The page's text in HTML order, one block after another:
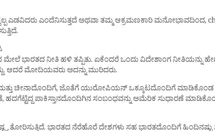
ಎಂದೆನಿಸುತ್ತದೆ ಅಥವಾ ತಮ್ಮ ಆಕ್ರಮಣಕಾರಿ ಮನೋಭಾವದಿಂದ,
ಭಾರತದ ನೀತಿ ಹಳಿ ತಪ್ಪಿತು. ಏಕೆಂದರೆ ಒಂದು ವಿದೇಶಾಂಗ ನೀತಿಯನ್ನು
ಆದರೆ ಮೋದಿಯವರು ಅದನ್ನು ಮುರಿದರು.
ಚೀನಾದೊಂದಿಗೆ, ಜೊತೆಗೆ ಯುರೋಪಿಯನ್ ಒಕ್ಕೂಟದೊಂದಿಗೆ ಮಾಡಿಕೊಂಡ
ಪಾಕಿಸ್ತಾನದೊಂದಿಗಿನ ಸಂಬಂಧವನ್ನು ಅಮೆರಿಕ ಸುಧಾರಣೆ